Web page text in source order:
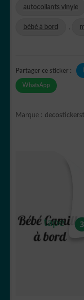
autocollants vinyle
bébé à bord ,
Partager ce sticker :
WhatsApp
Marque :